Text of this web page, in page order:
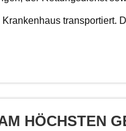
transportiert.
HÖCHSTEN